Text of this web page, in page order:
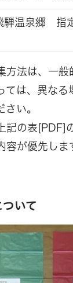
騨温泉郷 指
方法は、一般
ては、異なる
さい。
記の表[PDF]
容が優先しま
いて